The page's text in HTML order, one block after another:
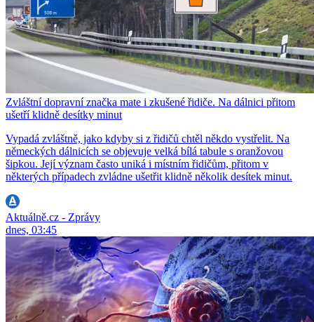
Zvláštní dopravní značka mate i zkušené řidiče. Na dálnici přitom
ušetří klidně desítky minut
Vypadá zvláštně, jako kdyby si z řidičů chtěl někdo vystřelit. Na
německých dálnicích se objevuje velká bílá tabule s oranžovou
šipkou. Její význam často uniká i místním řidičům, přitom v
některých případech zvládne ušetřit klidně několik desítek minut.
Aktuálně.cz - Zprávy
dnes, 03:45